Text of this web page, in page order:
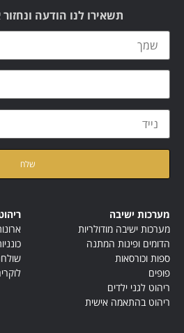
תשאירו לנו הודעה
מערכות ישיבה
מערכות ישיבה מודולריות
הדומים ופינות המתנה
ספות וכורסאות
פופים
ריהוט לגני ילדים
ריהוט בהתאמה אישית